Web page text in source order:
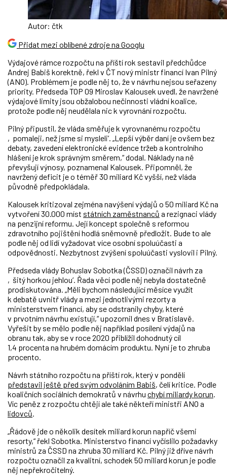
Autor: čtk
Přidat mezi oblíbené zdroje na Googlu
Výdajové rámce rozpočtu na příští rok sestavil předchůdce
Andrej Babiš korektně, řekl v ČT nový ministr financí Ivan Pilný
(ANO). Problémem je podle něj to, že v návrhu nejsou seřazeny
priority. Předseda TOP 09 Miroslav Kalousek uvedl, že navržené
výdajové limity jsou obžalobou nečinnosti vládní koalice,
protože podle něj neudělala nic k vyrovnání rozpočtu.
Pilný připustil, že vláda směřuje k vyrovnanému rozpočtu
‚pomaleji, než jsme si mysleli‘. „Lepší výběr daní je ovšem bez
debaty, zavedení elektronické evidence tržeb a kontrolního
hlášení je krok správným směrem,“ dodal. Náklady na ně
převyšují výnosy, poznamenal Kalousek. Připomněl, že
navržený deficit je o téměř 30 miliard Kč vyšší, než vláda
původně předpokládala.
Kalousek kritizoval zejména navýšení výdajů o 50 miliard Kč na
vytvoření 30.000 míst státních zaměstnanců a rezignaci vlády
na penzijní reformu. Její koncept společně s reformou
zdravotního pojištění hodlá sněmovně předložit. Bude to ale
podle něj od lidí vyžadovat více osobní spoluúčasti a
odpovědnosti. Nezbytnost zvýšení spoluúčasti vyslovil i Pilný.
Předseda vlády Bohuslav Sobotka (ČSSD) označil návrh za
‚šitý horkou jehlou‘. Řada věcí podle něj nebyla dostatečně
prodiskutována. „Měli bychom následující měsíce využít
k debatě uvnitř vlády a mezi jednotlivými rezorty a
ministerstvem financí, aby se odstranily chyby, které
v prvotním návrhu existují,“ upozornil dnes v Bratislavě.
Vyřešit by se mělo podle něj například posílení výdajů na
obranu tak, aby se v roce 2020 přiblížil dohodnutý cíl
1,4 procenta na hrubém domácím produktu. Nyní je to zhruba
procento.
Návrh státního rozpočtu na příští rok, který v pondělí
představil ještě před svým odvoláním Babiš, čelí kritice. Podle
koaličních sociálních demokratů v návrhu chybí miliardy korun.
Víc peněz z rozpočtu chtějí ale také někteří ministři ANO a
lidovců.
„Řádově jde o několik desítek miliard korun napříč všemi
resorty,“ řekl Sobotka. Ministerstvo financí vyčíslilo požadavky
ministrů za ČSSD na zhruba 30 miliard Kč. Pilný již dříve návrh
rozpočtu označil za kvalitní, schodek 50 miliard korun je podle
něj nepřekročitelný.